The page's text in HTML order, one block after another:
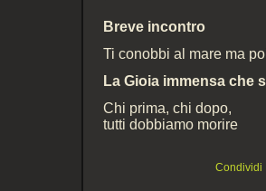
Breve incontro
Ti conobbi al mare ma
La Gioia immensa che
Chi prima, chi dopo,
tutti dobbiamo morire
Condividi